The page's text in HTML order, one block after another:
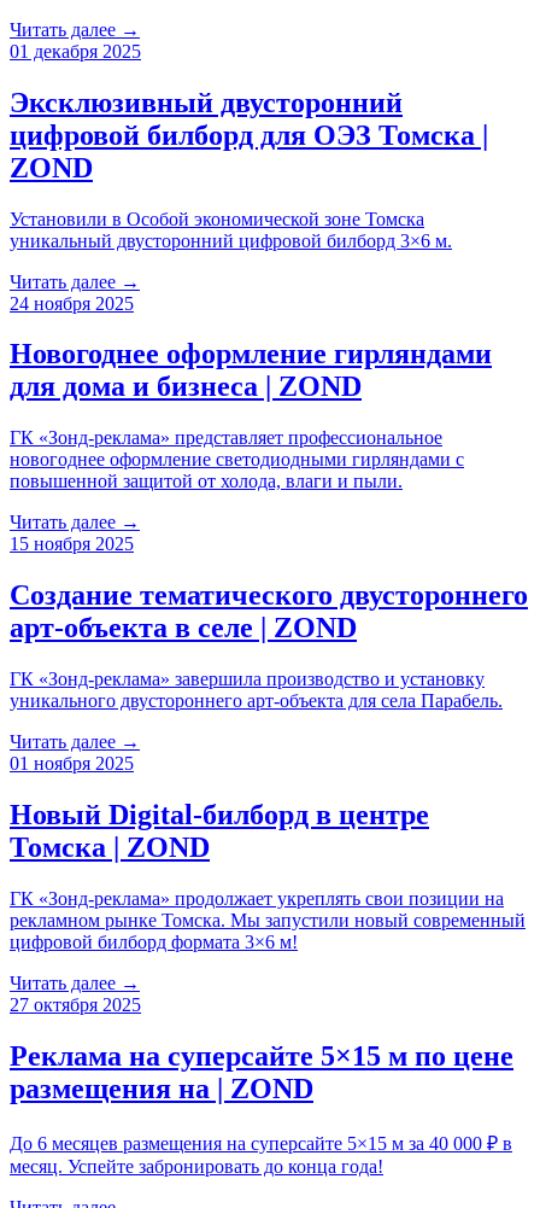
Читать далее →
01 декабря 2025
Эксклюзивный двусторонний
цифровой билборд для ОЭЗ Томска |
ZOND
Установили в Особой экономической зоне Томска
уникальный двусторонний цифровой билборд 3×6 м.
Читать далее →
24 ноября 2025
Новогоднее оформление гирляндами
для дома и бизнеса | ZOND
ГК «Зонд-реклама» представляет профессиональное
новогоднее оформление светодиодными гирляндами с
повышенной защитой от холода, влаги и пыли.
Читать далее →
15 ноября 2025
Создание тематического двустороннего
арт-объекта в селе | ZOND
ГК «Зонд-реклама» завершила производство и установку
уникального двустороннего арт-объекта для села Парабель.
Читать далее →
01 ноября 2025
Новый Digital-билборд в центре
Томска | ZOND
ГК «Зонд-реклама» продолжает укреплять свои позиции на
рекламном рынке Томска. Мы запустили новый современный
цифровой билборд формата 3×6 м!
Читать далее →
27 октября 2025
Реклама на суперсайте 5×15 м по цене
размещения на | ZOND
До 6 месяцев размещения на суперсайте 5×15 м за 40 000 ₽ в
месяц. Успейте забронировать до конца года!